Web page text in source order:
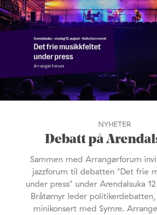
NYHETER
Debatt på
Sammen med Arrangørforum
jazzforum til debatten "Det frie
under press" under Arendalsuka
Bråtømyr leder
minikonsert med Symre.